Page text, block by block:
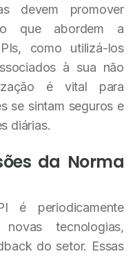
devem promover
que abordem a
como utilizá-los
à sua não
é vital para
se sintam seguros e
diárias.
da Norma
é periodicamente
tecnologias,
do setor. Essas